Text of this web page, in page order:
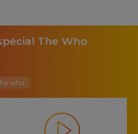
The Who
who